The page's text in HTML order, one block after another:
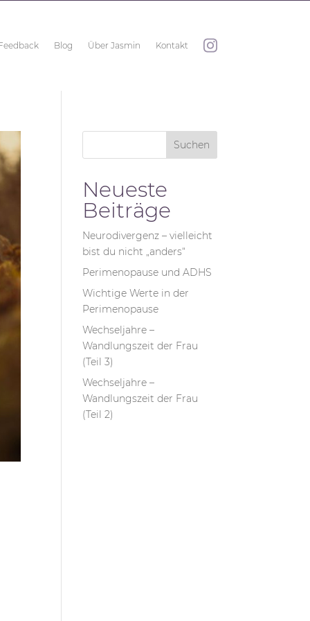
Blog Über Jasmin Kontakt
Suchen
Neueste
Beiträge
Neurodivergenz – vielleicht
bist du nicht „anders“
Perimenopause und ADHS
Wichtige Werte in der
Perimenopause
Wechseljahre –
Wandlungszeit der Frau
(Teil 3)
Wechseljahre –
Wandlungszeit der Frau
(Teil 2)